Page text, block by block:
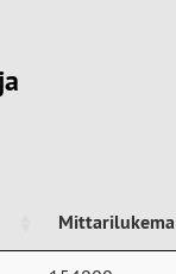
Mittarilukema
Mittarilukema